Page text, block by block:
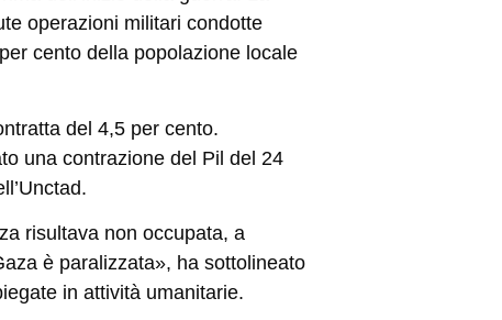
operazioni militari condotte
cento della popolazione locale
del 4,5 per cento.
una contrazione del Pil del 24
risultava non occupata, a
è paralizzata», ha sottolineato
in attività umanitarie.